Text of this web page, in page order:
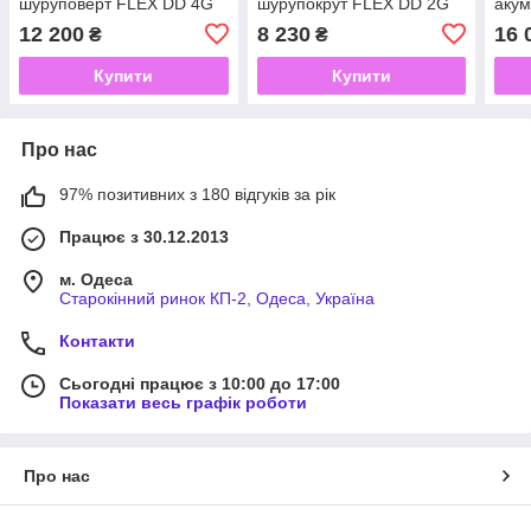
12 200 ₴
Купити
8 230₴
Купити
16
Про нас
97% позитивних з 180 відгуків за рік
Працює з 30.12.2013
м. Одеса
Старокінний ринок КП-2, Одеса, Україна
Контакти
Сьогодні працює з 10:00 до 17:00
Показати весь графік роботи
Про нас